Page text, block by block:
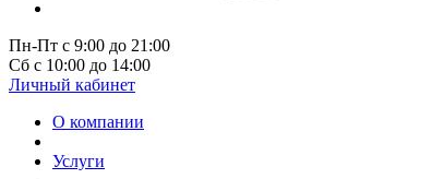
Пн-Пт с 9:00 до 21:00
Сб с 10:00 до 14:00
Личный кабинет
О компании
Услуги